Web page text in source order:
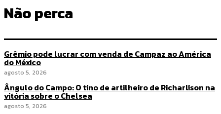
Não perca
Grêmio pode lucrar com venda de Campaz ao América
do México
agosto 5, 2026
Ângulo do Campo: O tino de artilheiro de Richarlison na
vitória sobre o Chelsea
agosto 5, 2026